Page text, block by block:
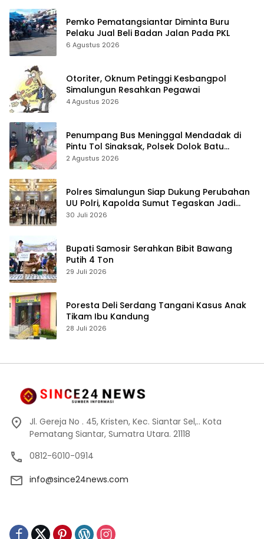
Pemko Pematangsiantar Diminta Buru
Pelaku Jual Beli Badan Jalan Pada PKL
6 Agustus 2026
Otoriter, Oknum Petinggi Kesbangpol
Simalungun Resahkan Pegawai
4 Agustus 2026
Penumpang Bus Meninggal Mendadak di
Pintu Tol Sinaksak, Polsek Dolok Batu
Nanggar Gerak Cepat Olah TKP
2 Agustus 2026
Polres Simalungun Siap Dukung Perubahan
UU Polri, Kapolda Sumut Tegaskan Jadi
Fondasi Penguatan Profesionalisme dan
30 Juli 2026
Bupati Samosir Serahkan Bibit Bawang
Putih 4 Ton
29 Juli 2026
Poresta Deli Serdang Tangani Kasus Anak
Tikam Ibu Kandung
28 Juli 2026
Jl. Gereja No . 45, Kristen, Kec. Siantar Sel,.. Kota
Pematang Siantar, Sumatra Utara. 21118
0812-6010-0914
info@since24news.com